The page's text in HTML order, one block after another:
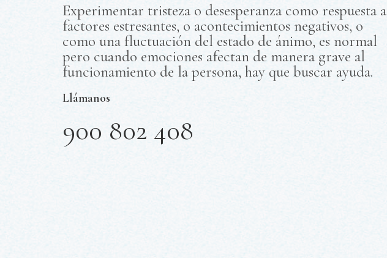
Experimentar tristeza o desesperanza como respuesta a
factores estresantes, o acontecimientos negativos, o
como una fluctuación del estado de ánimo, es normal
pero cuando emociones afectan de manera grave al
funcionamiento de la persona, hay que buscar ayuda.
Llámanos
900 802 408